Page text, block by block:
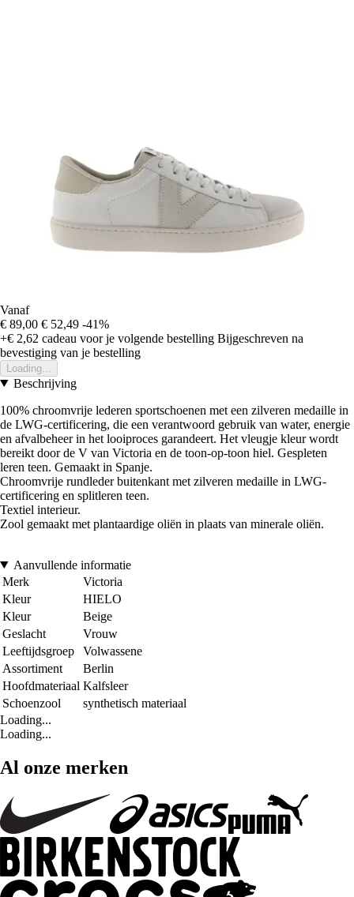
Vanaf
€ 89,00 € 52,49 -41%
+€ 2,62 cadeau voor je volgende bestelling Bijgeschreven na
bevestiging van je bestelling
Loading...
Beschrijving
100% chroomvrije lederen sportschoenen met een zilveren medaille in
de LWG-certificering, die een verantwoord gebruik van water, energie
en afvalbeheer in het looiproces garandeert. Het vleugje kleur wordt
bereikt door de V van Victoria en de toon-op-toon hiel. Gespleten
leren teen. Gemaakt in Spanje.
Chroomvrije rundleder buitenkant met zilveren medaille in LWG-
certificering en splitleren teen.
Textiel interieur.
Zool gemaakt met plantaardige oliën in plaats van minerale oliën.
Aanvullende informatie
Merk
Victoria
Kleur
HIELO
Kleur
Beige
Geslacht
Vrouw
Leeftijdsgroep
Volwassene
Assortiment
Berlin
Hoofdmateriaal Kalfsleer
Schoenzool
synthetisch materiaal
Loading...
Loading...
Al onze merken